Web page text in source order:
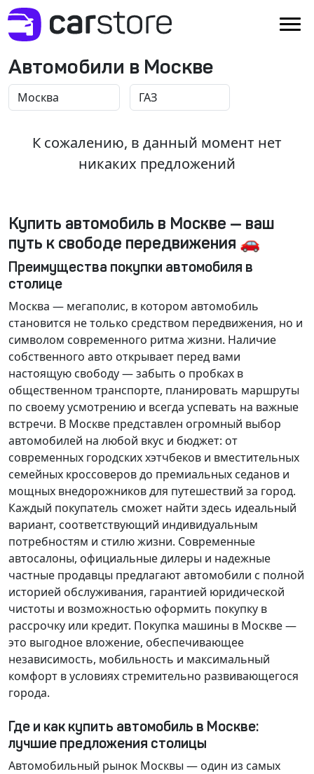
Автомобили в Москве
К сожалению, в данный момент нет
никаких предложений
Купить автомобиль в Москве — ваш
путь к свободе передвижения 🚗
Преимущества покупки автомобиля в
столице
Москва — мегаполис, в котором автомобиль
становится не только средством передвижения, но и
символом современного ритма жизни. Наличие
собственного авто открывает перед вами
настоящую свободу — забыть о пробках в
общественном транспорте, планировать маршруты
по своему усмотрению и всегда успевать на важные
встречи. В Москве представлен огромный выбор
автомобилей на любой вкус и бюджет: от
современных городских хэтчбеков и вместительных
семейных кроссоверов до премиальных седанов и
мощных внедорожников для путешествий за город.
Каждый покупатель сможет найти здесь идеальный
вариант, соответствующий индивидуальным
потребностям и стилю жизни. Современные
автосалоны, официальные дилеры и надежные
частные продавцы предлагают автомобили с полной
историей обслуживания, гарантией юридической
чистоты и возможностью оформить покупку в
рассрочку или кредит. Покупка машины в Москве —
это выгодное вложение, обеспечивающее
независимость, мобильность и максимальный
комфорт в условиях стремительно развивающегося
города.
Где и как купить автомобиль в Москве:
лучшие предложения столицы
Автомобильный рынок Москвы — один из самых